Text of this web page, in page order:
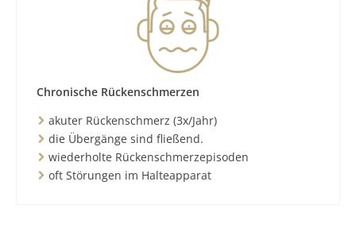
Chronische Rückenschmerzen
akuter Rückenschmerz (3x/Jahr)
die Übergänge sind fließend.
wiederholte Rückenschmerzepisoden
oft Störungen im Halteapparat